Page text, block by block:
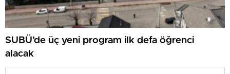
SUBÜ’de üç yeni program ilk defa öğrenci
alacak